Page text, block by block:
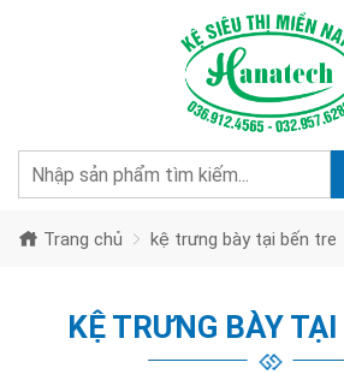
Trang chủ kệ trưng bày tại bến tre
KỆ TRƯNG BÀY